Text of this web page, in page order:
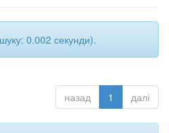
0.002 секунди).
назад 1 далі